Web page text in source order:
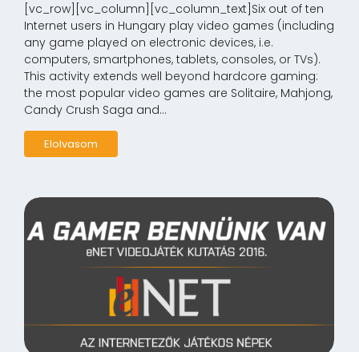
[vc_row][vc_column][vc_column_text]Six out of ten
Internet users in Hungary play video games (including
any game played on electronic devices, i.e.
computers, smartphones, tablets, consoles, or TVs).
This activity extends well beyond hardcore gaming:
the most popular video games are Solitaire, Mahjong,
Candy Crush Saga and...
Elolvasom